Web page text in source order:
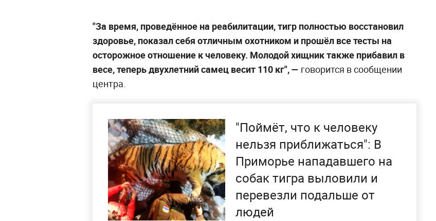
"За время, проведённое на реабилитации, тигр полностью восстановил
здоровье, показал себя отличным охотником и прошёл все тесты на
осторожное отношение к человеку. Молодой хищник также прибавил в
весе, теперь двухлетний самец весит 110 кг", — говорится в сообщении
центра.
"Поймёт, что к человеку
нельзя приближаться": В
Приморье нападавшего на
собак тигра выловили и
перевезли подальше от
людей